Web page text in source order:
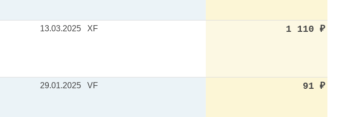
13.03.2025 XF 1 110 ₽
29.01.2025 VF 91 ₽